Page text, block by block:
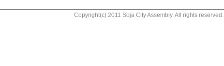
Copyright(c) 2011 Soja City Assembly. All rights reserved.